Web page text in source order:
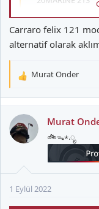
Aynakol 42/32/22
olmasına rağmen
karlı havada da rahat
Carraro felix 121
alternatif olarak
T
k
i
l
Murat Onder
Murat
🚲ᯓ⋆.ೃ
1 Eylül 2022